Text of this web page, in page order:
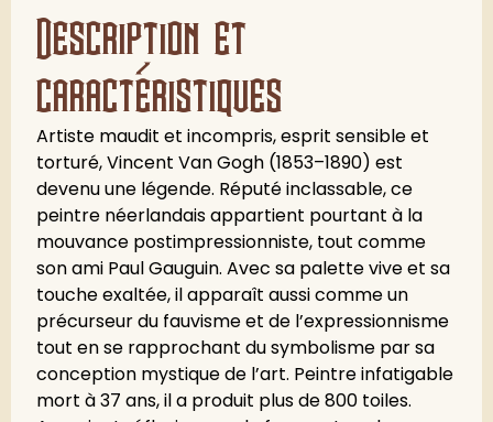
Description et
caractéristiques
Artiste maudit et incompris, esprit sensible et
torturé, Vincent Van Gogh (1853–1890) est
devenu une légende. Réputé inclassable, ce
peintre néerlandais appartient pourtant à la
mouvance postimpressionniste, tout comme
son ami Paul Gauguin. Avec sa palette vive et sa
touche exaltée, il apparaît aussi comme un
précurseur du fauvisme et de l’expressionnisme
tout en se rapprochant du symbolisme par sa
conception mystique de l’art. Peintre infatigable
mort à 37 ans, il a produit plus de 800 toiles.